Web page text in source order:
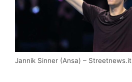
Jannik Sinner (Ansa) – Streetnews.it